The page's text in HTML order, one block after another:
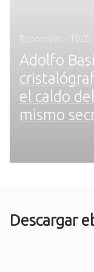
Reportajes -
Adolfo
el caldo
mismo
Descargar